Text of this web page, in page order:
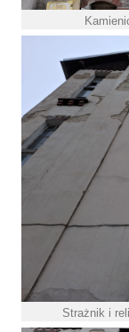
Strażnik i